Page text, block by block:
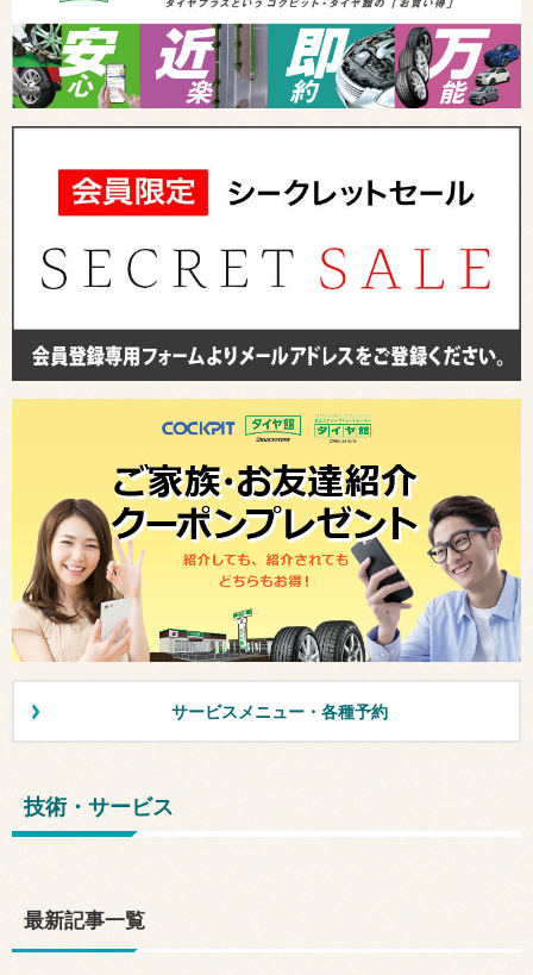
サービスメニュー・各種予約
技術・サービス
最新記事一覧